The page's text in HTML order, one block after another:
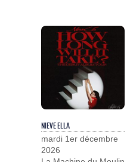
NIEVE ELLA
mardi 1er décembre
2026